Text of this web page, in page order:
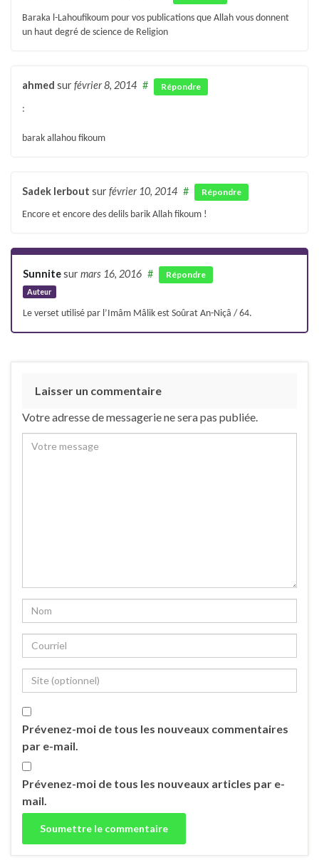
Baraka l-Lahoufikoum pour vos publications que Allah vous donnent
un haut degré de science de Religion
ahmed sur février 8, 2014 # Répondre
:
barak allahou fikoum
Sadek lerbout sur février 10, 2014 # Répondre
Encore et encore des delils barik Allah fikoum !
Sunnitesur mars 16, 2016
Auteur
# Répondre
Le verset utilisé par l’Imâm Mâlik est Soûrat An-Niçâ / 64.
Laisser un commentaire
Votre adresse de messagerie ne sera pas publiée.
Prévenez-moi de tous les nouveaux commentaires
par e-mail.
Prévenez-moi de tous les nouveaux articles par e-
mail.